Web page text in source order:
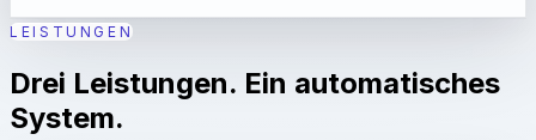
LEISTUNGEN
Drei Leistungen. Ein automatisches
System.